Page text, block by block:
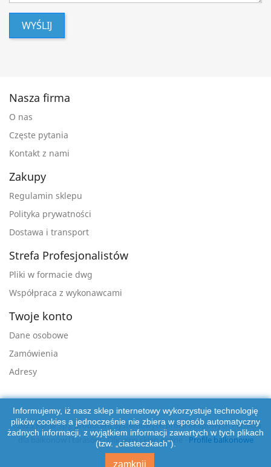
WYŚLIJ
Nasza firma
O nas
Częste pytania
Kontakt z nami
Zakupy
Regulamin sklepu
Polityka prywatności
Dostawa i transport
Strefa Profesjonalistów
Pliki w formacie dwg
Współpraca z wykonawcami
Twoje konto
Dane osobowe
Zamówienia
Adresy
Informujemy, iż nasz sklep internetowy wykorzystuje technologię
plików cookies a jednocześnie nie zbiera w sposób automatyczny
żadnych informacji, z wyjątkiem informacji zawartych w tych plikach
(tzw. „ciasteczkach”).
zamknij
©2025 Kamir sp.j. producent systemowych profili okapowych Perfecta
dla balkonów i tarasów - Oficjalny sklep online - Profile balkonowe